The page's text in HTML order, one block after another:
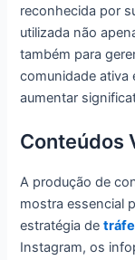
reconhecida por
utilizada não
também para
comunidade
aumentar
Conteúdos
A produção de
mostra essencial
estratégia de
Instagram, os